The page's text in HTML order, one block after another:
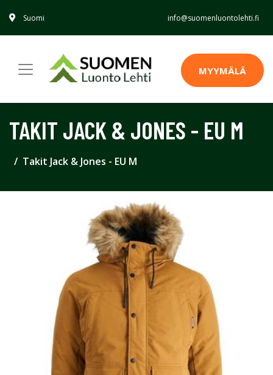
Suomi info@suomenluontolehti.fi
MYYMÄLÄ
TAKIT JACK & JONES - EU M
Takit Jack & Jones - EU M